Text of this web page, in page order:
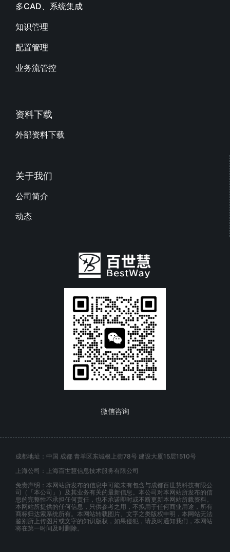
多CAD、系统集成
知识管理
配置管理
业务流管控
资料下载
外部资料下载
关于我们
公司简介
动态
微信咨询
成都地址：中国 成都 青羊区东城根上街78号 建设大厦15层1510号
上海公司：上海百世慧信息技术服务有限公司
免责声明：本网站所发布的信息中可能未有包含与成都百世慧科技有限公
司（「本公司」）及其业务有关的最新信息。本公司对本网站所发布的信
息的完整性不承担任何责任，也不承诺即时或不断更新本网站所载资料。
本网站所提供的任何信息，只供参考之用，不拟用于任何商业用途，所有
商标归达索系统所有。本网站转载图片、文字之类版权申明，本网站无法
鉴别所上传图片或文字的知识版权，如果侵犯，请及时通知我们，本网站
将在第一时间及时删除。